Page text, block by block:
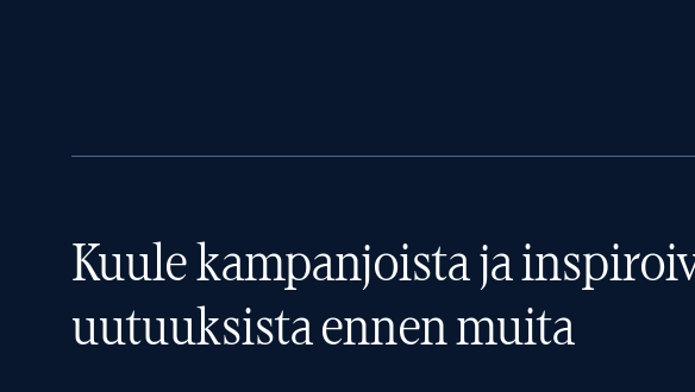
Kuule kampanjoista ja
uutuuksista ennen muita